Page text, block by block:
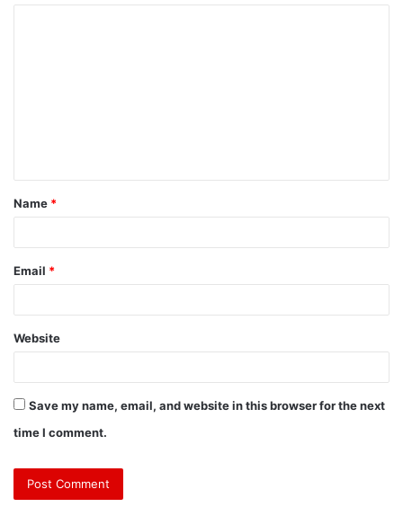
Name *
Email *
Website
Save my name, email, and website in this browser for the next
time I comment.